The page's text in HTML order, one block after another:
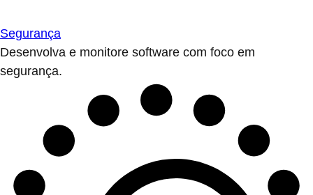
Segurança
Desenvolva e monitore software com foco em
segurança.